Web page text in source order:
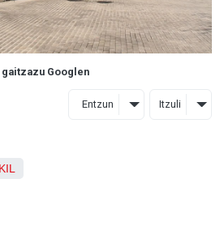
gaitzazu Googlen
Entzun Itzuli